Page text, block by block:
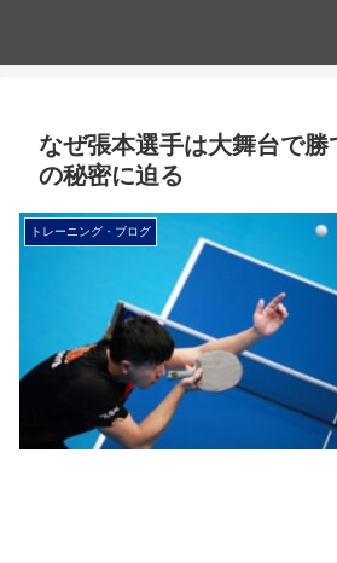
なぜ張本選手は大舞台で
の秘密に迫る
トレーニング・ブログ